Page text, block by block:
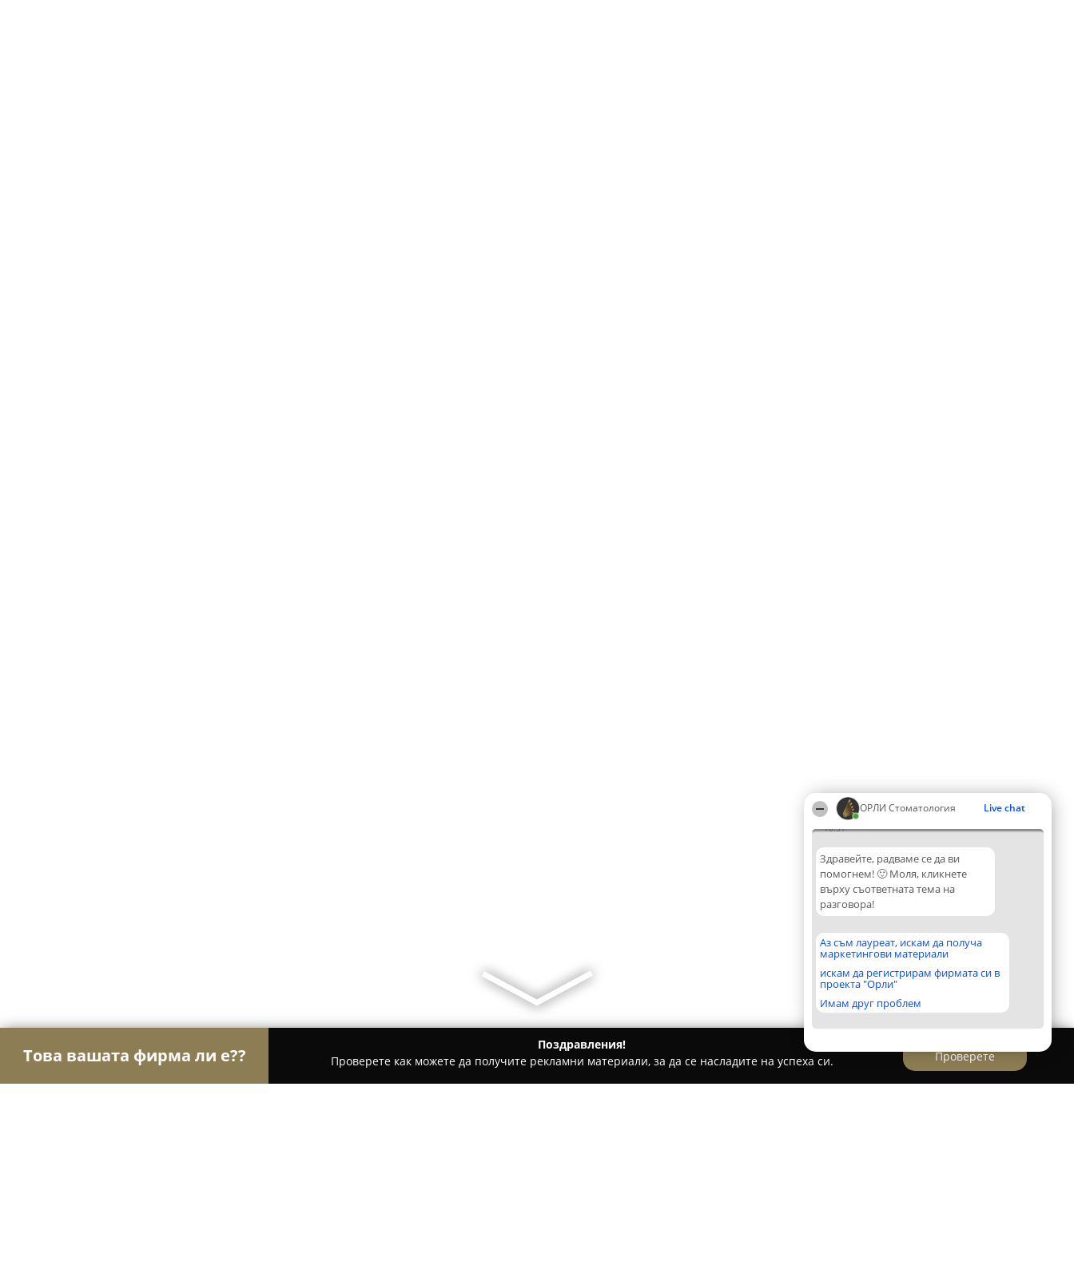
ОРЛИ Стоматология Live chat
10:31
Здравейте, радваме се да ви
помогнем! 🙂 Моля, кликнете
върху съответната тема на
разговора!
Аз съм лауреат, искам да получа
маркетингови материали
искам да регистрирам фирмата си в
проекта "Орли"
Имам друг проблем
Това вашата фирма ли е??
Поздравления!
Проверете как можете да получите рекламни материали, за да се насладите на успеха си.
Проверете